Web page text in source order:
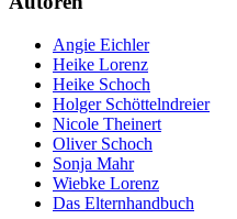
Angie Eichler
Heike Lorenz
Heike Schoch
Holger Schöttelndreier
Nicole Theinert
Oliver Schoch
Sonja Mahr
Wiebke Lorenz
Das Elternhandbuch